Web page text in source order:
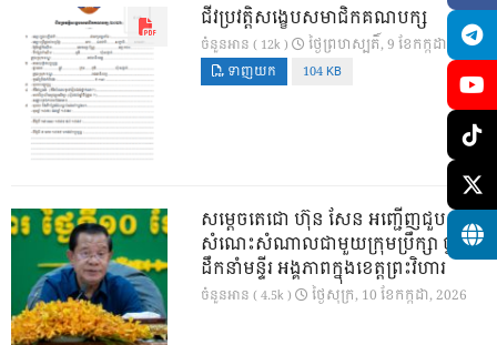
ជីវប្រវត្តិសង្ខេបសមាជិកគណបក្ស
ចំនួនអាន ( 12k ) ថ្ងៃ​ព្រហស្បតិ៍, 9 ខែ​កក្កដា, 2026
ទាញយក 104 KB
សម្តេចតេជោ ហ៊ុន សែន អញ្ជើញជួប
សំណេះសំណាលជាមួយក្រុមប្រឹក្សា ថ្នាក់
ដឹកនាំមន្ទីរ អង្គភាពក្នុងខេត្តព្រះវិហារ
ចំនួនអាន ( 4.5k ) ថ្ងៃ​សុក្រ, 10 ខែ​កក្កដា, 2026